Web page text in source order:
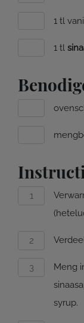
1 tl
1 tl
Meng
syrup.